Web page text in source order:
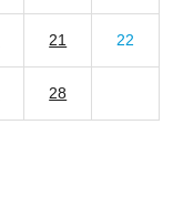
21 22
28